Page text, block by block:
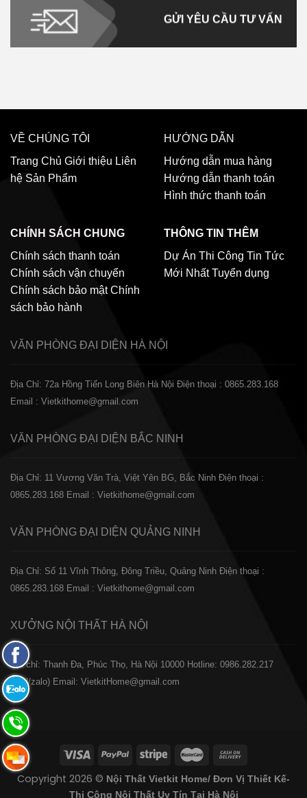
GỬI YÊU CẦU TƯ VẤN
VỀ CHÚNG TÔI
Trang Chủ Giới thiệu Liên
hệ Sản Phẩm
HƯỚNG DẪN
Hướng dẫn mua hàng
Hướng dẫn thanh toán
Hình thức thanh toán
CHÍNH SÁCH CHUNG
Chính sách thanh toán
Chính sách vận chuyển
Chính sách bảo mật Chính
sách bảo hành
THÔNG TIN THÊM
Dự Án Thi Công Tin Tức
Mới Nhất Tuyển dụng
VĂN PHÒNG ĐẠI DIỆN HÀ NỘI
Địa Chỉ: 72a Hồng Tiến Long Biên Hà Nội Điện thoại : 0865.283.168
Email : Vietkithome@gmail.com
VĂN PHÒNG ĐẠI DIỆN BẮC NINH
Địa Chỉ: 11 Vương Văn Trà, Việt Yên BG, Bắc Ninh Điện thoại :
0865.283.168 Email : Vietkithome@gmail.com
VĂN PHÒNG ĐẠI DIỆN QUẢNG NINH
Địa Chỉ: Số 11 Vĩnh Thông, Đông Triều, Quảng Ninh Điện thoại :
0865.283.168 Email : Vietkithome@gmail.com
XƯỞNG NỘI THẤT HÀ NỘI
️Địa chỉ: Thanh Đa, Phúc Thọ, Hà Nội 10000 Hotline: 0986.282.217
(Call/zalo) Email: VietkitHome@gmail.com
Copyright 2026 © Nội Thất Vietkit Home/ Đơn Vị Thiết Kế-
Thi Công Nội Thất Uy Tín Tại Hà Nội
Fanpage
Facebook
Zalo:
0865.283.168
Hotline:
0865.283.168
Hotline:
0865.283.168